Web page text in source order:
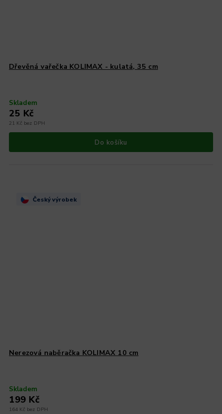
Dřevěná vařečka KOLIMAX - kulatá, 35 cm
Skladem
21 Kč bez DPH
25 Kč
Do košíku
Český výrobek
Nerezová naběračka KOLIMAX 10 cm
Skladem
164 Kč bez DPH
199 Kč